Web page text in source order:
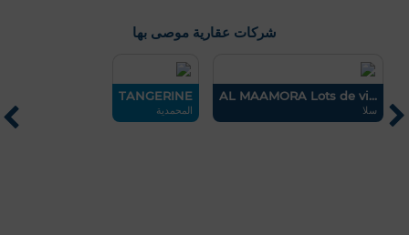
شركات عقارية موصى بها
AL MAAMORA Lots de vi...
سلا
TANGERINE
المحمدية